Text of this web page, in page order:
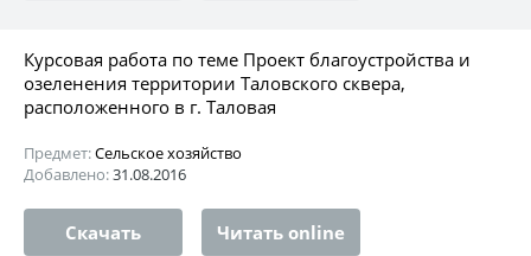
Курсовая работа по теме Проект благоустройства и
озеленения территории Таловского сквера,
расположенного в г. Таловая
Предмет:Сельское хозяйство
Добавлено:31.08.2016
Скачать Читать online